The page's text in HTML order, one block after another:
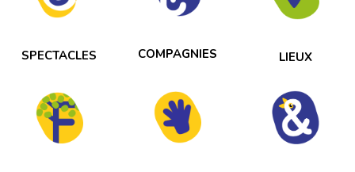
SPECTACLES COMPAGNIES LIEUX